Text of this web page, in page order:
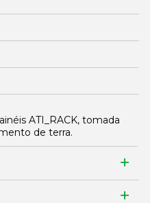
ATI_RACK, tomada
de terra.